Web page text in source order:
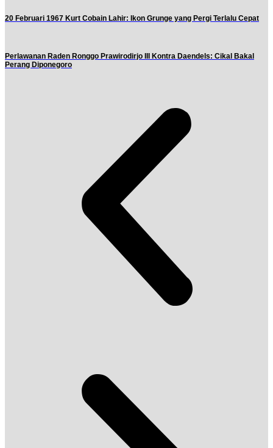
20 Februari 1967 Kurt Cobain Lahir: Ikon Grunge yang Pergi Terlalu Cepat
Perlawanan Raden Ronggo Prawirodirjo III Kontra Daendels: Cikal Bakal
Perang Diponegoro